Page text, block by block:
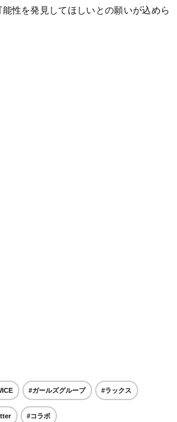
能性を発見してほしいとの願いが込めら
#ガールズグループ #ラックス
#コラボ